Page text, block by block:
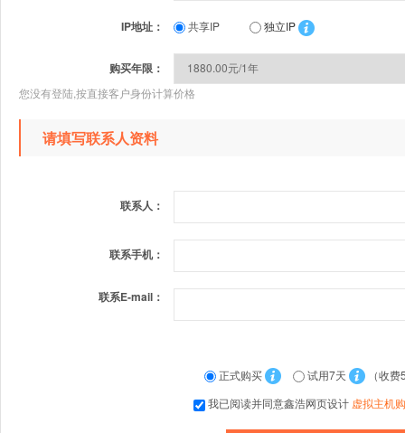
IP地址： 共享IP 独立IP
购买年限：
您没有登陆,按直接客户身份计算价格
请填写联系人资料
联系人：
联系手机：
联系E-mail：
正式购买 试用7天
（收费
我已阅读并同意鑫浩网页设计 虚拟主机